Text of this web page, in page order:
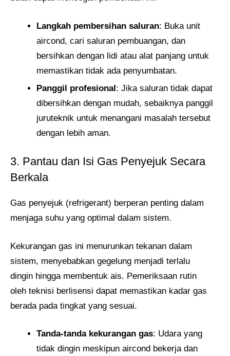
Langkah pembersihan saluran: Buka unit
aircond, cari saluran pembuangan, dan
bersihkan dengan lidi atau alat panjang untuk
memastikan tidak ada penyumbatan.
Panggil profesional: Jika saluran tidak dapat
dibersihkan dengan mudah, sebaiknya panggil
juruteknik untuk menangani masalah tersebut
dengan lebih aman.
3. Pantau dan Isi Gas Penyejuk Secara
Berkala
Gas penyejuk (refrigerant) berperan penting dalam
menjaga suhu yang optimal dalam sistem.
Kekurangan gas ini menurunkan tekanan dalam
sistem, menyebabkan gegelung menjadi terlalu
dingin hingga membentuk ais. Pemeriksaan rutin
oleh teknisi berlisensi dapat memastikan kadar gas
berada pada tingkat yang sesuai.
Tanda-tanda kekurangan gas: Udara yang
tidak dingin meskipun aircond bekerja dan